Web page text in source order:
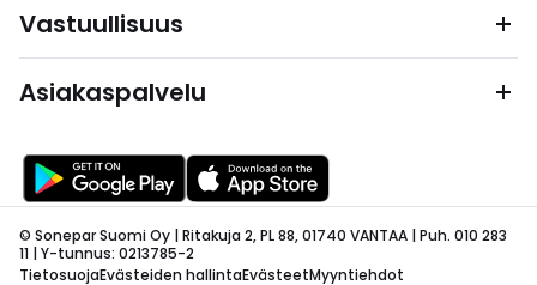
Vastuullisuus
Asiakaspalvelu
© Sonepar Suomi Oy | Ritakuja 2, PL 88, 01740 VANTAA | Puh. 010 283
11 | Y-tunnus: 0213785-2
TietosuojaEvästeiden hallintaEvästeetMyyntiehdot